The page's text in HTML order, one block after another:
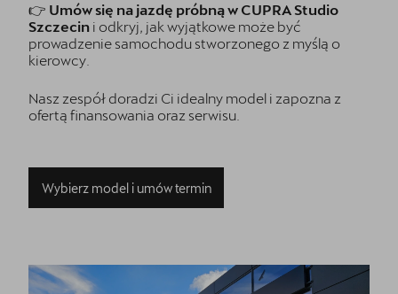
👉 Umów się na jazdę próbną w CUPRA Studio
Szczecin i odkryj, jak wyjątkowe może być
prowadzenie samochodu stworzonego z myślą o
kierowcy.
Nasz zespół doradzi Ci idealny model i zapozna z
ofertą finansowania oraz serwisu.
Wybierz model i umów termin